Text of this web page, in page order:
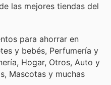
las mejores tiendas del
para ahorrar en
y bebés, Perfumería y
Hogar, Otros, Auto y
Mascotas y muchas